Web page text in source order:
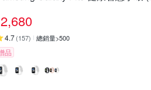
2,680
4.7(157) 總銷量>500
品